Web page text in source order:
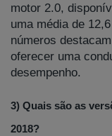
motor 2.0,
uma média de
números
oferecer uma
desempenho.
3) Quais são as
2018?